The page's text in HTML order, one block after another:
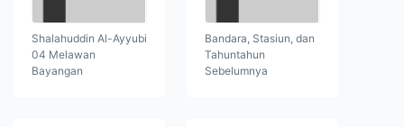
Shalahuddin Al-Ayyubi
04 Melawan
Bayangan
Bandara, Stasiun, dan
Tahuntahun
Sebelumnya